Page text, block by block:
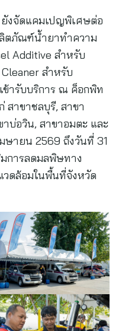
งจัดแคมเปญพิเศษต่อ
ตภัณฑ์น้ำยาทำความ
Additive สำหรับ
สำหรับ
ข้ารับบริการ ณ ค็อกพิท
สาขาชลบุรี, สาขา
บ่อวิน, สาขาอมตะ และ
ษายน 2569 ถึงวันที่ 31
การลดมลพิษทาง
ดล้อมในพื้นที่จังหวัด